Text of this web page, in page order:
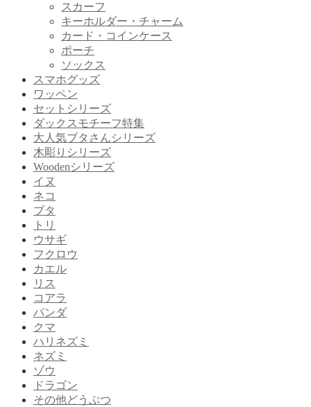
スカーフ
キーホルダー・チャーム
カード・コインケース
ポーチ
ソックス
スマホグッズ
ワッペン
セットシリーズ
ダックスモチーフ特集
大人気ブタさんシリーズ
木彫りシリーズ
Woodenシリーズ
イヌ
ネコ
ブタ
トリ
ウサギ
フクロウ
カエル
リス
コアラ
パンダ
クマ
ハリネズミ
ネズミ
ゾウ
ドラゴン
その他どうぶつ